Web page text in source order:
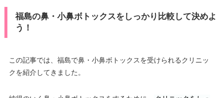
福島の鼻・小鼻ボトックスをしっかり比較して決めよ
う！
この記事では、福島で鼻・小鼻ボトックスを受けられるクリニッ
クを紹介してきました。